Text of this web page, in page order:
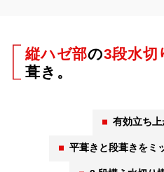
縦ハゼ部の3段水切
葺き。
有効立ち
平葺きと段葺きをミ